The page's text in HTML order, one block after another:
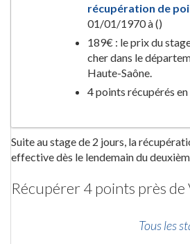
récupération de
01/01/1970 à ()
189€ : le prix du
cher dans le
Haute-Saône.
4 points récupérés en
Suite au stage de 2 jours, la
effective dès le lendemain du
Récupérer 4 points près de
Tous les